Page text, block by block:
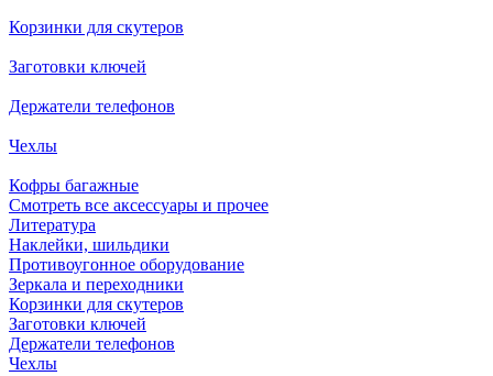
Корзинки для скутеров
Заготовки ключей
Держатели телефонов
Чехлы
Кофры багажные
Смотреть все аксессуары и прочее
Литература
Наклейки, шильдики
Противоугонное оборудование
Зеркала и переходники
Корзинки для скутеров
Заготовки ключей
Держатели телефонов
Чехлы